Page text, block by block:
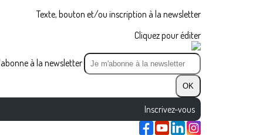
Texte, bouton et/ou inscription à la newsletter
Cliquez pour éditer
à la newsletter
OK
Inscrivez-vous